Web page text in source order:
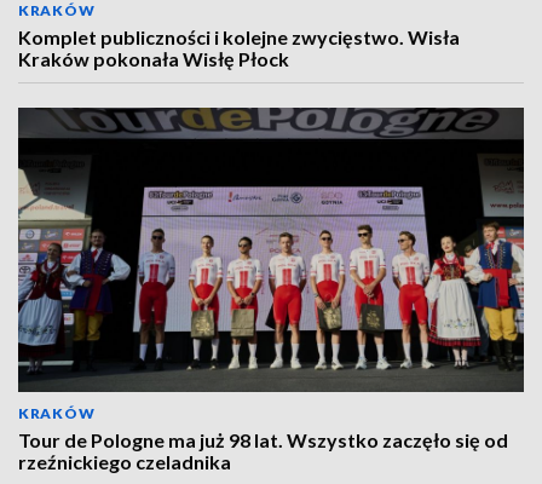
KRAKÓW
Komplet publiczności i kolejne zwycięstwo. Wisła
Kraków pokonała Wisłę Płock
KRAKÓW
Tour de Pologne ma już 98 lat. Wszystko zaczęło się od
rzeźnickiego czeladnika